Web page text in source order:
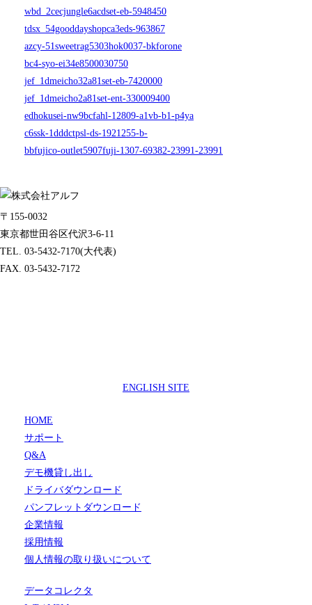
wbd_2cecjungle6acdset-eb-5948450
tdsx_54gooddayshopca3eds-963867
azcy-51sweetrag5303hok0037-bkforone
bc4-syo-ei34e8500030750
jef_1dmeicho32a81set-eb-7420000
jef_1dmeicho2a81set-ent-330009400
edhokusei-nw9bcfahl-12809-a1vb-b1-p4ya
c6ssk-1dddctpsl-ds-1921255-b-
bbfujico-outlet5907fuji-1307-69382-23991-23991
〒155-0032
東京都世田谷区代沢3-6-11
TEL. 03-5432-7170(大代表)
FAX. 03-5432-7172
ENGLISH SITE
HOME
サポート
Q&A
デモ機貸し出し
ドライバダウンロード
パンフレットダウンロード
企業情報
採用情報
個人情報の取り扱いについて
データコレクタ